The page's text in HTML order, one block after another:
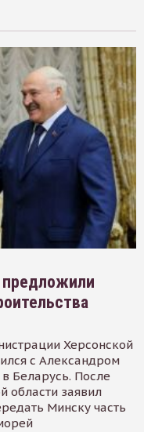
предложили
Херсонской
с Александром
Беларусь. После
области заявил
Минску часть